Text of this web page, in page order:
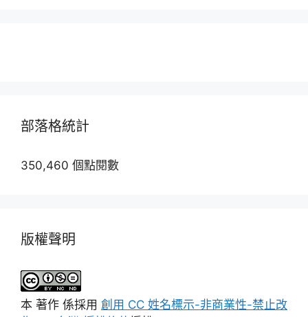
部落格統計
350,460 個點閱數
版權聲明
本 著作 係採用 創用 CC 姓名標示-非商業性-禁止改